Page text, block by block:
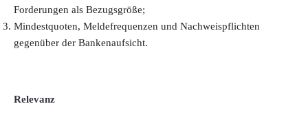
Forderungen als Bezugsgröße;
Mindestquoten, Meldefrequenzen und Nachweispflichten
gegenüber der Bankenaufsicht.
Relevanz